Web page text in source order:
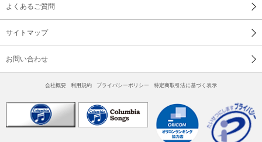
よくあるご質問
サイトマップ
お問い合わせ
会社概要 利用規約 プライバシーポリシー 特定商取引法に基づく表示